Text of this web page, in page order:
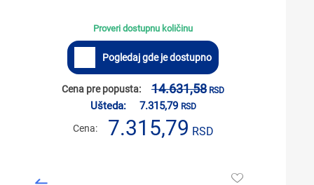
Cena pre popusta: 14.631,58 RSD
Ušteda: 7.315,79 RSD
Cena: 7.315,79 RSD
Proveri dostupnu količinu
Pogledaj gde je dostupno